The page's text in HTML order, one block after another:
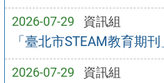
2026-07-29 資訊組
「臺北市STEAM教育期
2026-07-29 資訊組